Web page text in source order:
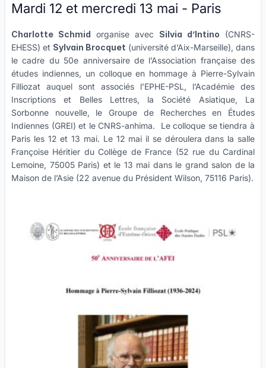
Mardi 12 et mercredi 13 mai - Paris
Charlotte Schmid organise avec Silvia d’Intino (CNRS-
EHESS) et Sylvain Brocquet (université d’Aix-Marseille), dans
le cadre du 50e anniversaire de l’Association française des
études indiennes, un colloque en hommage à Pierre-Sylvain
Filliozat auquel sont associés l’EPHE-PSL, l’Académie des
Inscriptions et Belles Lettres, la Société Asiatique, La
Sorbonne nouvelle, le Groupe de Recherches en Études
Indiennes (GREI) et le CNRS-anhima.
Le colloque se tiendra à
Paris les 12 et 13 mai. Le 12 mai il se déroulera dans la salle
Françoise Héritier du Collège de France (52 rue du Cardinal
Lemoine, 75005 Paris) et le 13 mai dans le grand salon de la
Maison de l’Asie (22 avenue du Président Wilson, 75116 Paris).